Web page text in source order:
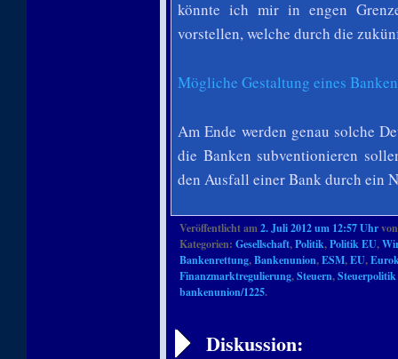
könnte ich mir in engen
vorstellen, welche durch die
Mögliche Gestaltung eines
Am Ende werden genau solche
die Banken subventionieren
den Ausfall einer Bank durch ein
Veröffentlicht am2. Juli 2012 um 12:57 Uhr
Kategorien: Gesellschaft,Politik,Politik EU,
Bankenrettung,Bankenunion,ESM,EU,
Finanzmarktregulierung,Steuern,Steuerpolitik
bankenunion/1225.
Diskussion: